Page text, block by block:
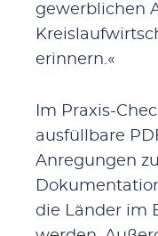
gewerblichen
erinnern.«
Im Praxis-
ausfüllbare
Anregungen
die Länder im